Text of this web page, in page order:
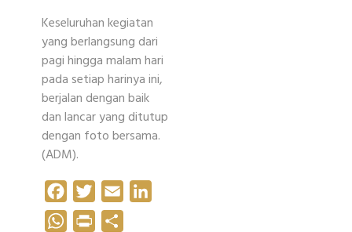
Keseluruhan kegiatan
yang berlangsung dari
pagi hingga malam hari
pada setiap harinya ini,
berjalan dengan baik
dan lancar yang ditutup
dengan foto bersama.
(ADM).
FacebookTwitterEmail
WhatsApp
Print